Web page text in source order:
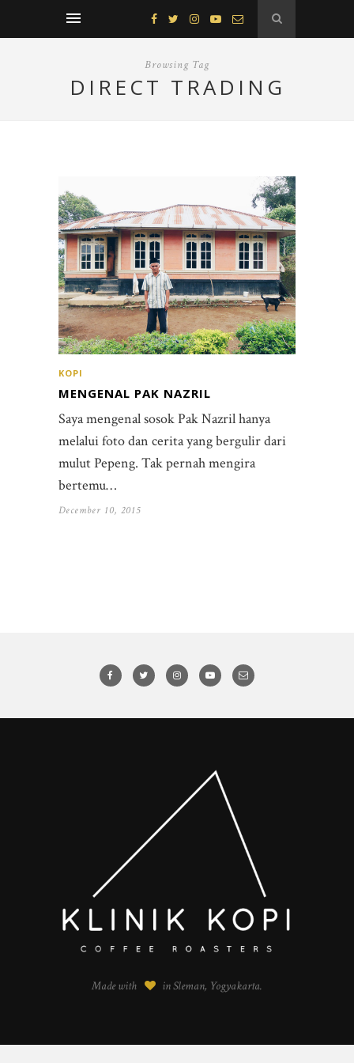
Browsing Tag
DIRECT TRADING
KOPI
MENGENAL PAK NAZRIL
Saya mengenal sosok Pak Nazril hanya
melalui foto dan cerita yang bergulir dari
mulut Pepeng. Tak pernah mengira
bertemu…
December 10, 2015
Made with in Sleman, Yogyakarta.